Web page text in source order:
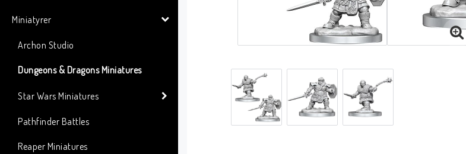
Miniatyrer
Archon Studio
Dungeons & Dragons Miniatures
Star Wars Miniatures
Pathfinder Battles
Reaper Miniatures